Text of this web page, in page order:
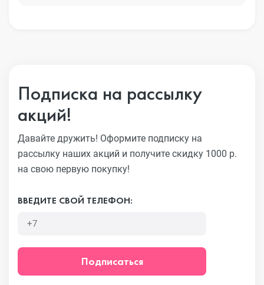
Подписка на рассылку
акций!
Давайте дружить! Оформите подписку на
рассылку наших акций и получите скидку 1000 р.
на свою первую покупку!
ВВЕДИТЕ СВОЙ ТЕЛЕФОН:
Подписаться